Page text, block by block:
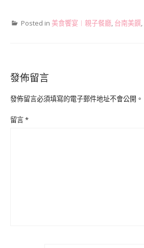
Posted in 美食饗宴︱親子餐廳, 台南美饌,
發佈留言
發佈留言必須填寫的電子郵件地址不會公開。
留言*